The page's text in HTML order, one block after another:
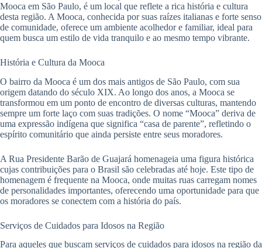
Mooca em São Paulo, é um local que reflete a rica história e cultura
desta região. A Mooca, conhecida por suas raízes italianas e forte senso
de comunidade, oferece um ambiente acolhedor e familiar, ideal para
quem busca um estilo de vida tranquilo e ao mesmo tempo vibrante.
História e Cultura da Mooca
O bairro da Mooca é um dos mais antigos de São Paulo, com sua
origem datando do século XIX. Ao longo dos anos, a Mooca se
transformou em um ponto de encontro de diversas culturas, mantendo
sempre um forte laço com suas tradições. O nome “Mooca” deriva de
uma expressão indígena que significa “casa de parente”, refletindo o
espírito comunitário que ainda persiste entre seus moradores.
A Rua Presidente Barão de Guajará homenageia uma figura histórica
cujas contribuições para o Brasil são celebradas até hoje. Este tipo de
homenagem é frequente na Mooca, onde muitas ruas carregam nomes
de personalidades importantes, oferecendo uma oportunidade para que
os moradores se conectem com a história do país.
Serviços de Cuidados para Idosos na Região
Para aqueles que buscam serviços de cuidados para idosos na região da